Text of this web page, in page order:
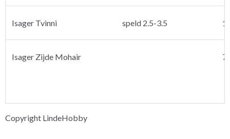
Isager Tvinni speld 2.5-3.5
Isager Zijde Mohair
Copyright LindeHobby